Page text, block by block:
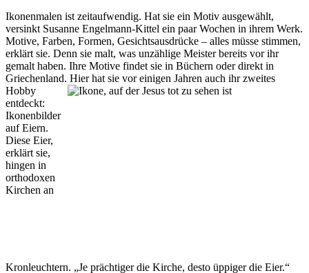
Ikonenmalen ist zeitaufwendig. Hat sie ein Motiv ausgewählt,
versinkt Susanne Engelmann-Kittel ein paar Wochen in ihrem Werk.
Motive, Farben, Formen, Gesichtsausdrücke – alles müsse stimmen,
erklärt sie. Denn sie malt, was unzählige Meister bereits vor ihr
gemalt haben. Ihre Motive findet sie in Büchern oder direkt in
Griechenland. Hierhat sie vor einigen Jahren auch ihr zweites
Hobby
entdeckt:
Ikonenbilder
auf Eiern.
Diese Eier,
erklärt sie,
hingen in
orthodoxen
Kirchen an
Kronleuchtern. „Je prächtiger die Kirche, desto üppiger die Eier.“